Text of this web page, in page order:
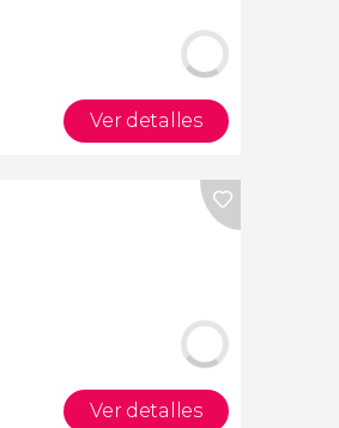
Ver detalles
Ver detalles